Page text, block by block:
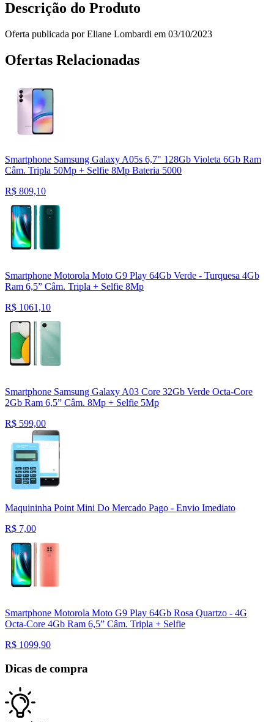
Descrição do Produto
Oferta publicada por Eliane Lombardi em 03/10/2023
Ofertas Relacionadas
Smartphone Samsung Galaxy A05s 6,7" 128Gb Violeta 6Gb Ram
Câm. Tripla 50Mp + Selfie 8Mp Bateria 5000
R$ 809,10
Smartphone Motorola Moto G9 Play 64Gb Verde - Turquesa 4Gb
Ram 6,5” Câm. Tripla + Selfie 8Mp
R$ 1061,10
Smartphone Samsung Galaxy A03 Core 32Gb Verde Octa-Core
2Gb Ram 6,5” Câm. 8Mp + Selfie 5Mp
R$ 599,00
Maquininha Point Mini Do Mercado Pago - Envio Imediato
R$ 7,00
Smartphone Motorola Moto G9 Play 64Gb Rosa Quartzo - 4G
Octa-Core 4Gb Ram 6,5” Câm. Tripla + Selfie
R$ 1099,90
Dicas de compra